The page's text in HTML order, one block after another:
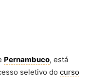
Pernambuco, está
seletivo do curso